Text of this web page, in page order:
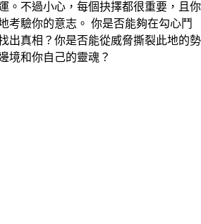
。不過小心，每個抉擇都很重要，且你
考驗你的意志。 你是否能夠在勾心鬥
出真相？你是否能從威脅撕裂此地的勢
境和你自己的靈魂？